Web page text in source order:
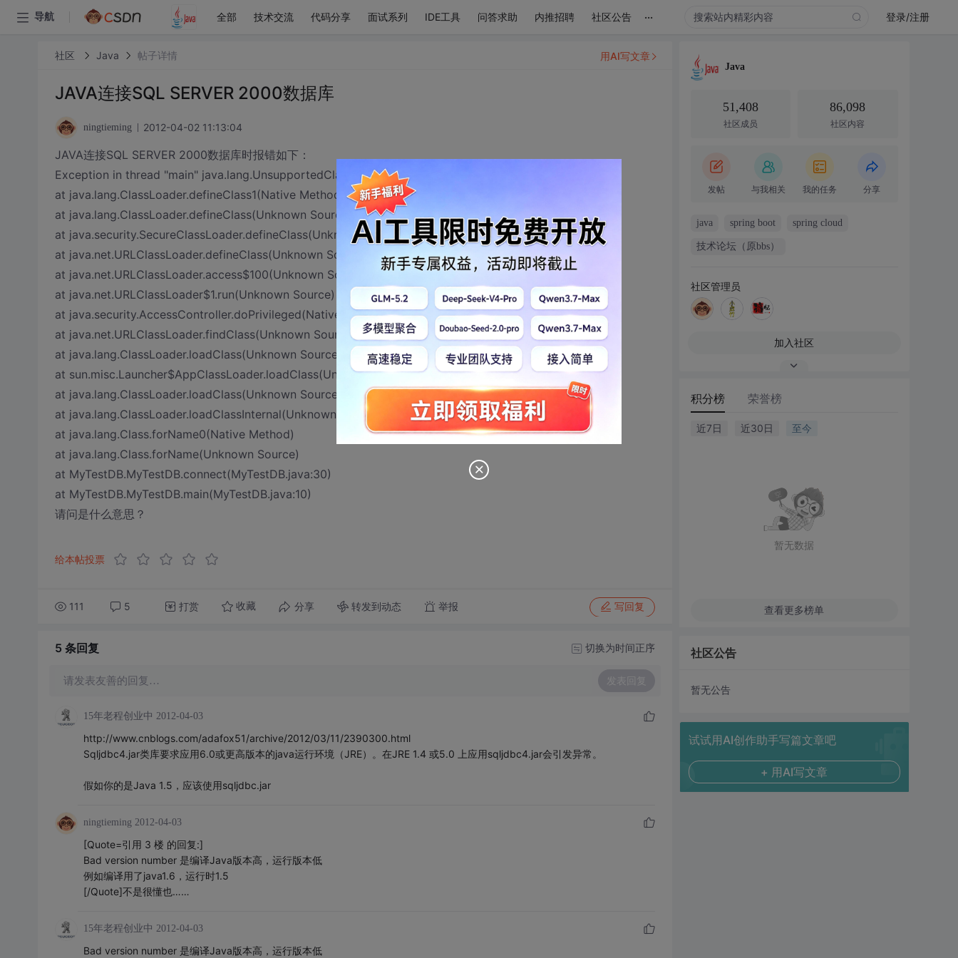
导航 全部 技术交流 代码分享 面试系列 IDE工具 问答求助 内推招聘 社区公告 ... 登录/注册
社区 Java 帖子详情
JAVA连接SQL SERVER 2000数据库
ningtieming 2012-04-02 11:13:04
JAVA连接SQL SERVER 2000数据库时报错如下：
Exception in thread "main" java.lang.UnsupportedClassVersionError: Bad version number in .class file
at java.lang.ClassLoader.defineClass1(Native Method)
at java.lang.ClassLoader.defineClass(Unknown Source)
at java.security.SecureClassLoader.defineClass(Unknown Source)
at java.net.URLClassLoader.defineClass(Unknown Source)
at java.net.URLClassLoader.access$100(Unknown Source)
at java.net.URLClassLoader$1.run(Unknown Source)
at java.security.AccessController.doPrivileged(Native Method)
at java.net.URLClassLoader.findClass(Unknown Source)
at java.lang.ClassLoader.loadClass(Unknown Source)
at sun.misc.Launcher$AppClassLoader.loadClass(Unknown Source)
at java.lang.ClassLoader.loadClass(Unknown Source)
at java.lang.ClassLoader.loadClassInternal(Unknown Source)
at java.lang.Class.forName0(Native Method)
at java.lang.Class.forName(Unknown Source)
at MyTestDB.MyTestDB.connect(MyTestDB.java:30)
at MyTestDB.MyTestDB.main(MyTestDB.java:10)
请问是什么意思？
给本帖投票
111 5 打赏 收藏 分享 转发到动态 举报 写回复
用AI写文章
5 条回复 切换为时间正序
请发表友善的回复… 发表回复
15年老程创业中 2012-04-03
http://www.cnblogs.com/adafox51/archive/2012/03/11/2390300.html
Sqljdbc4.jar类库要求应用6.0或更高版本的java运行环境（JRE）。在JRE 1.4 或5.0 上应用sqljdbc4.jar会引发异常。
假如你的是Java 1.5，应该使用sqljdbc.jar
ningtieming 2012-04-03
[Quote=引用 3 楼 的回复:]
Bad version number 是编译Java版本高，运行版本低
例如编译用了java1.6，运行时1.5
[/Quote]不是很懂也……
15年老程创业中 2012-04-03
Bad version number 是编译Java版本高，运行版本低
Java
51,408
社区成员
86,098
社区内容
发帖 与我相关 我的任务 分享
java spring boot spring cloud
技术论坛（原bbs）
社区管理员
加入社区
积分榜 荣誉榜
近7日 近30日 至今
暂无数据
查看更多榜单
社区公告
暂无公告
试试用AI创作助手写篇文章吧
+ 用AI写文章